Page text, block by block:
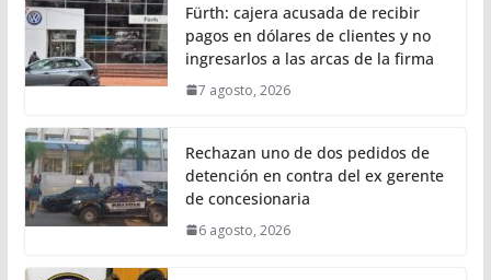
Fürth: cajera acusada de recibir
pagos en dólares de clientes y no
ingresarlos a las arcas de la firma
7 agosto, 2026
Rechazan uno de dos pedidos de
detención en contra del ex gerente
de concesionaria
6 agosto, 2026